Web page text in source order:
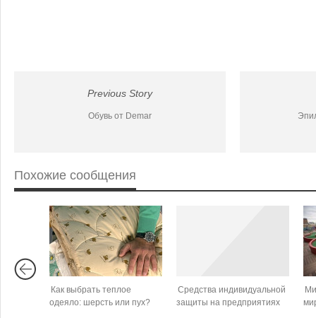
Previous Story
Обувь от Demar
Похожие сообщения
Как выбрать теплое
одеяло: шерсть или пух?
Средства индивидуальной
защиты на предприятиях